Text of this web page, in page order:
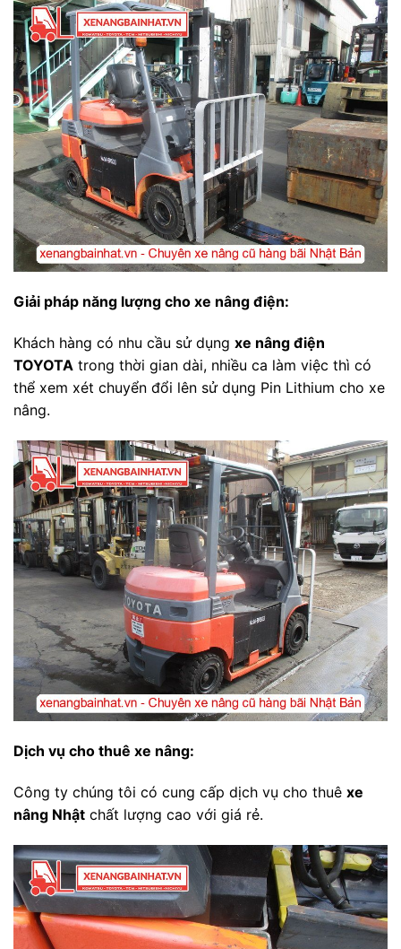
Giải pháp năng lượng cho xe nâng điện:
Khách hàng có nhu cầu sử dụng xe nâng điện
TOYOTA trong thời gian dài, nhiều ca làm việc thì có
thể xem xét chuyển đổi lên sử dụng Pin Lithium cho xe
nâng.
Dịch vụ cho thuê xe nâng:
Công ty chúng tôi có cung cấp dịch vụ cho thuê xe
nâng Nhật chất lượng cao với giá rẻ.